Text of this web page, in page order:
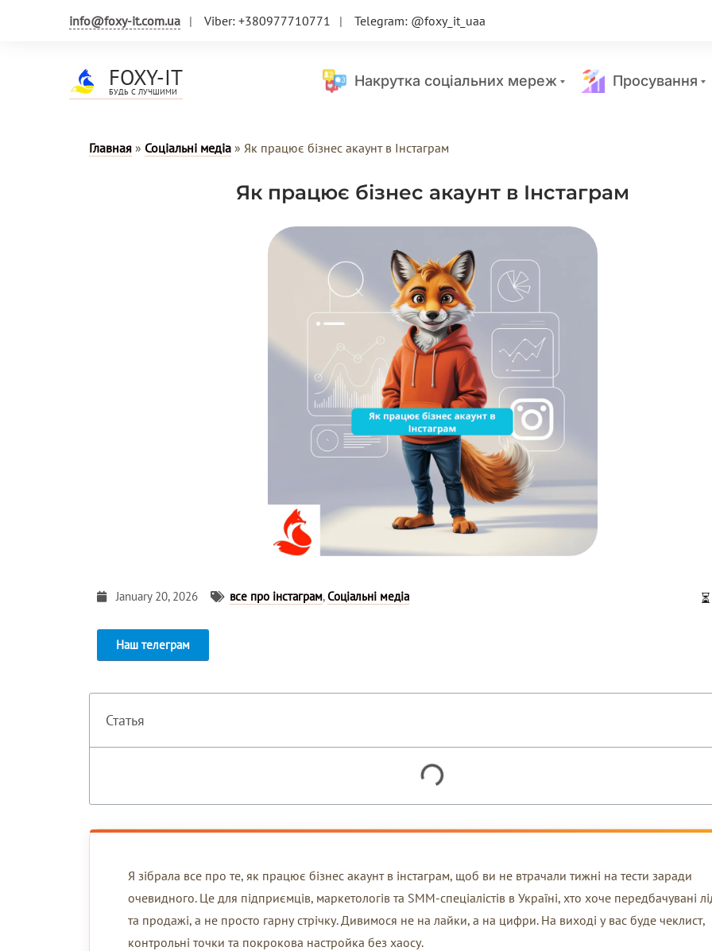
info@foxy-it.com.ua Viber: +380977710771 Telegram: @foxy_it_uaa
FOXY-IT
БУДЬ С ЛУЧШИМИ
Накрутка соціальних мереж Просування
Главная » Соціальні медіа » Як працює бізнес акаунт в Інстаграм
Як працює бізнес акаунт в Інстаграм
January 20, 2026 все про інстаграм,Соціальні медіа
Наш телеграм
⏳
Статья
Я зібрала все про те, як працює бізнес акаунт в інстаграм, щоб ви не втрачали тижні на тести заради
очевидного. Це для підприємців, маркетологів та SMM-спеціалістів в Україні, хто хоче передбачувані
та продажі, а не просто гарну стрічку. Дивимося не на лайки, а на цифри. На виході у вас буде чеклист,
контрольні точки та покрокова настройка без хаосу.